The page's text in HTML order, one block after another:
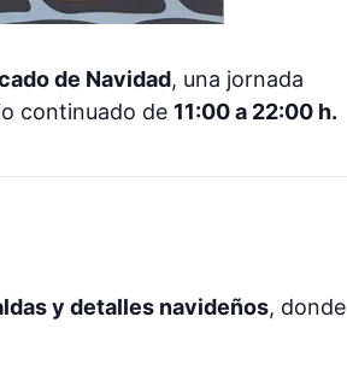
de Navidad, una jornada
continuado de 11:00 a 22:00 h.
y detalles navideños, donde